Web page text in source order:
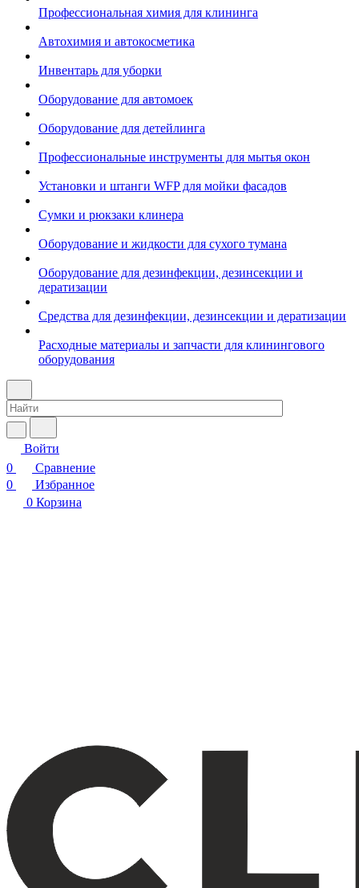
Профессиональная химия для клининга
Автохимия и автокосметика
Инвентарь для уборки
Оборудование для автомоек
Оборудование для детейлинга
Профессиональные инструменты для мытья окон
Установки и штанги WFP для мойки фасадов
Сумки и рюкзаки клинера
Оборудование и жидкости для сухого тумана
Оборудование для дезинфекции, дезинсекции и
дератизации
Средства для дезинфекции, дезинсекции и дератизации
Расходные материалы и запчасти для клинингового
оборудования
Войти
0
Сравнение
0
Избранное
0 Корзина